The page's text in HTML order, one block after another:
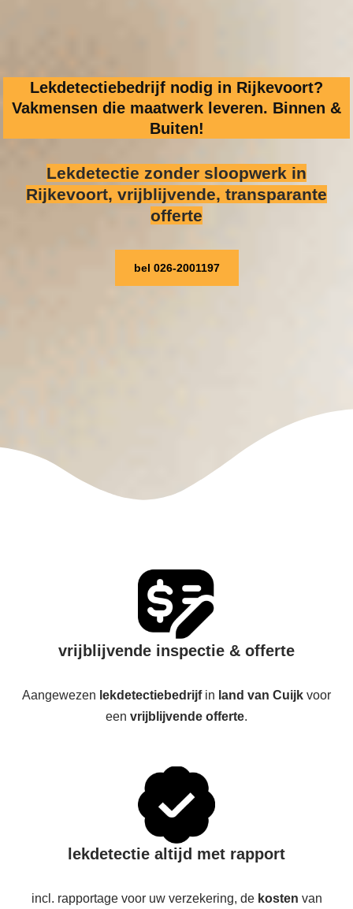
Lekdetectiebedrijf nodig in Rijkevoort?
Vakmensen die maatwerk leveren. Binnen &
Buiten!
Lekdetectie zonder sloopwerk in
Rijkevoort, vrijblijvende, transparante
offerte
bel 026-2001197
vrijblijvende inspectie & offerte
Aangewezen lekdetectiebedrijfin land van Cuijk voor
een vrijblijvende offerte.
lekdetectie altijd met rapport
incl. rapportage voor uw verzekering, de kosten van